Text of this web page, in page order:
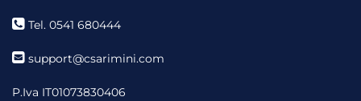
Tel. 0541 680444
support@csarimini.com
P.Iva IT01073830406